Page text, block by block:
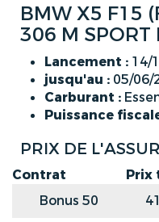
BMW X5 F15
306 M
Lancement : 14/
jusqu'au : 05/06/
Carburant :
Puissance
PRIX DE
Contrat Prix
Bonus 50